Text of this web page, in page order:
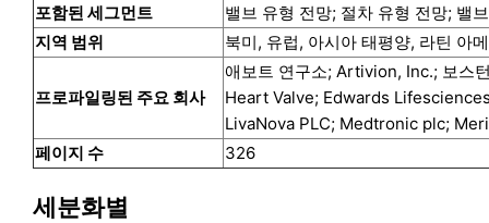
포함된 세그먼트
밸브 유형 전망; 절차 유형 전망; 밸
지역 범위
북미, 유럽, 아시아 태평양, 라틴 아
프로파일링된 주요 회사
애보트 연구소; Artivion, Inc.; 보스
Heart Valve; Edwards
LivaNova PLC; Medtronic plc;
페이지 수
326
세분화별